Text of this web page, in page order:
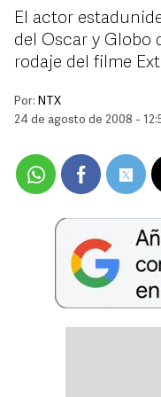
El actor
del Oscar y Globo
rodaje del filme
Por: NTX
24 de agosto de 2008 -